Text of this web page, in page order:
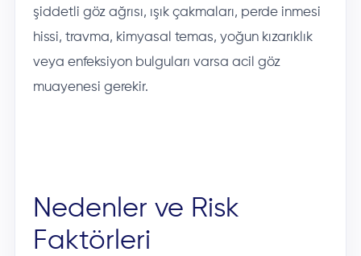
şiddetli göz ağrısı, ışık çakmaları, perde inmesi
hissi, travma, kimyasal temas, yoğun kızarıklık
veya enfeksiyon bulguları varsa acil göz
muayenesi gerekir.
Nedenler ve Risk
Faktörleri